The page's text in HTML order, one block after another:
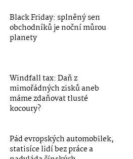
Black Friday: splněný sen
obchodníků je noční můrou
planety
Windfall tax: Daň z
mimořádných zisků aneb
máme zdaňovat tlusté
kocoury?
Pád evropských automobilek,
statisíce lidí bez práce a